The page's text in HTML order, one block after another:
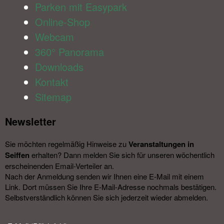
Parken mit Easypark
Online-Shop
Webcam
360° Panorama
Downloads
Kontakt
Sitemap
Newsletter​
Sie möchten regelmäßig Hinweise zu Veranstal­tungen in
Seiffen erhalten? Dann melden Sie sich für unseren wöchentlich
erscheinenden Email-Verteiler an.
Nach der Anmeldung senden wir Ihnen eine E-Mail mit einem
Link. Dort müssen Sie Ihre E-Mail-Adresse nochmals bestätigen.
Selbstverständlich können Sie sich jederzeit wieder abmelden.​